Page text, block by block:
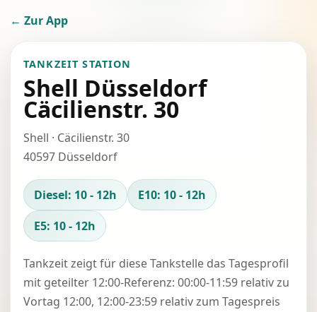
← Zur App
TANKZEIT STATION
Shell Düsseldorf
Cäcilienstr. 30
Shell · Cäcilienstr. 30
40597 Düsseldorf
Diesel: 10 - 12h
E10: 10 - 12h
E5: 10 - 12h
Tankzeit zeigt für diese Tankstelle das Tagesprofil
mit geteilter 12:00-Referenz: 00:00-11:59 relativ zu
Vortag 12:00, 12:00-23:59 relativ zum Tagespreis